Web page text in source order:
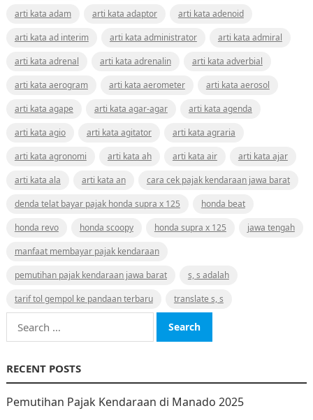
arti kata adam
arti kata adaptor
arti kata adenoid
arti kata ad interim
arti kata administrator
arti kata admiral
arti kata adrenal
arti kata adrenalin
arti kata adverbial
arti kata aerogram
arti kata aerometer
arti kata aerosol
arti kata agape
arti kata agar-agar
arti kata agenda
arti kata agio
arti kata agitator
arti kata agraria
arti kata agronomi
arti kata ah arti kata air
arti kata ajar
arti kata ala
arti kata an
cara cek pajak kendaraan jawa barat
denda telat bayar pajak honda supra x 125
honda beat
honda revo
honda scoopy honda supra x 125
jawa tengah
manfaat membayar pajak kendaraan
pemutihan pajak kendaraan jawa barat
s, s adalah
tarif tol gempol ke pandaan terbaru
translate s, s
Search
for:
RECENT POSTS
Pemutihan Pajak Kendaraan di Manado 2025